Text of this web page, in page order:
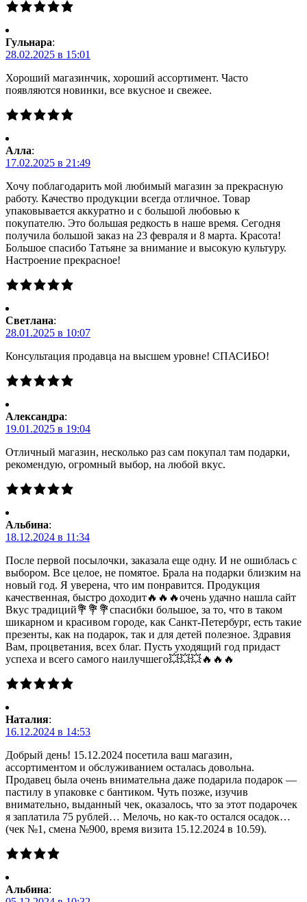
Гульнара:
28.02.2025 в 15:01
Хороший магазинчик, хороший ассортимент. Часто
появляются новинки, все вкусное и свежее.
Алла:
17.02.2025 в 21:49
Хочу поблагодарить мой любимый магазин за прекрасную
работу. Качество продукции всегда отличное. Товар
упаковывается аккуратно и с большой любовью к
покупателю. Это большая редкость в наше время. Сегодня
получила большой заказ на 23 февраля и 8 марта. Красота!
Большое спасибо Татьяне за внимание и высокую культуру.
Настроение прекрасное!
Светлана:
28.01.2025 в 10:07
Консультация продавца на высшем уровне! СПАСИБО!
Александра:
19.01.2025 в 19:04
Отличный магазин, несколько раз сам покупал там подарки,
рекомендую, огромный выбор, на любой вкус.
Альбина:
18.12.2024 в 11:34
После первой посылочки, заказала еще одну. И не ошиблась с
выбором. Все целое, не помятое. Брала на подарки близким на
новый год. Я уверена, что им понравится. Продукция
качественная, быстро доходит🔥🔥🔥очень удачно нашла сайт
Вкус традиций💐💐💐спасибки большое, за то, что в таком
шикарном и красивом городе, как Санкт-Петербург, есть такие
презенты, как на подарок, так и для детей полезное. Здравия
Вам, процветания, всех благ. Пусть уходящий год придаст
успеха и всего самого наилучшего💥💥💥🔥🔥🔥
Наталия:
16.12.2024 в 14:53
Добрый день! 15.12.2024 посетила ваш магазин,
ассортиментом и обслуживанием осталась довольна.
Продавец была очень внимательна даже подарила подарок —
пастилу в упаковке с бантиком. Чуть позже, изучив
внимательно, выданный чек, оказалось, что за этот подарочек
я заплатила 75 рублей… Мелочь, но как-то остался осадок…
(чек №1, смена №900, время визита 15.12.2024 в 10.59).
Альбина: